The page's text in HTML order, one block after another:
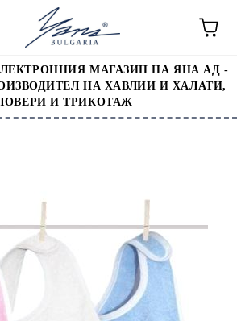
МАГАЗИН НА ЯНА АД -
НА ХАВЛИИ И ХАЛАТИ,
И ТРИКОТАЖ